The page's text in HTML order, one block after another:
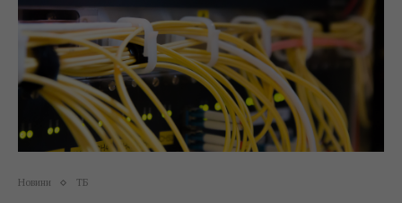
Новини ТБ